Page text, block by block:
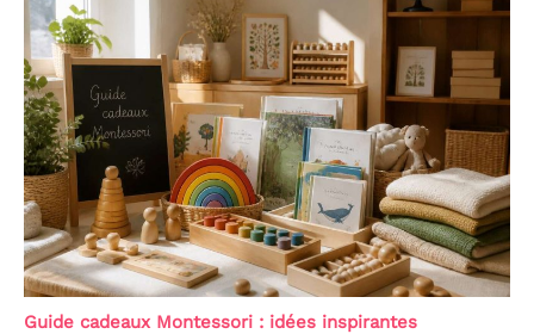
Guide cadeaux Montessori : idées inspirantes